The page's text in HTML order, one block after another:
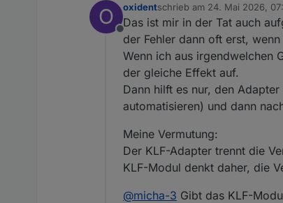
O
Offline
oxidentschrieb am 24. Mai 2026,
zuletzt editiert von
Das ist mir in der Tat auch
der Fehler dann oft erst,
Wenn ich aus irgendwelchen
der gleiche Effekt auf.
Dann hilft es nur, den
automatisieren) und dann
Meine Vermutung:
Der KLF-Adapter trennt die
KLF-Modul denkt daher, die
@micha-3 Gibt das KLF-